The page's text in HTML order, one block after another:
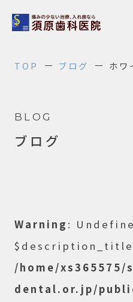
BLOG
ブログ
TOP ブログ ホワ
Warning :
/home/xs365575/
dental.or.jp/